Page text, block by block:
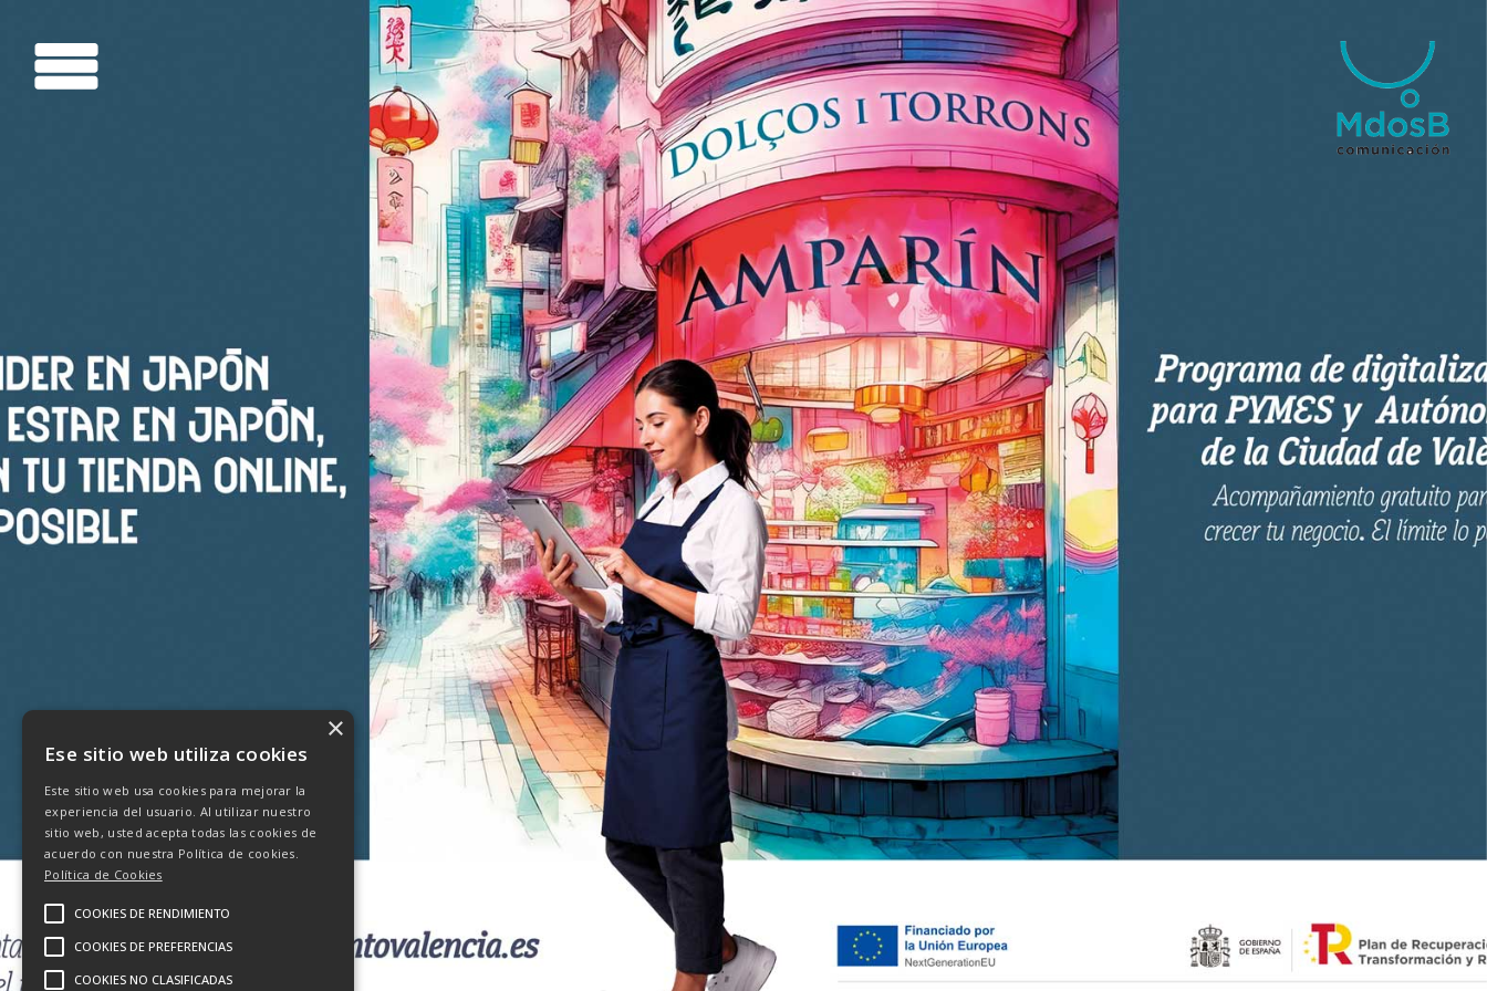
×
Ese sitio web utiliza cookies
Este sitio web usa cookies para mejorar la
experiencia del usuario. Al utilizar nuestro
sitio web, usted acepta todas las cookies de
acuerdo con nuestra Política de cookies.
Política de Cookies
COOKIES DE RENDIMIENTO
COOKIES DE PREFERENCIAS
COOKIES NO CLASIFICADAS